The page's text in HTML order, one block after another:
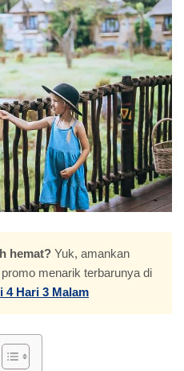
hemat? Yuk, amankan
menarik terbarunya di
4 Hari 3 Malam